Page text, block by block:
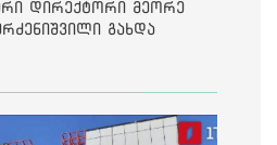
დირექტორი მეორე
გახდა